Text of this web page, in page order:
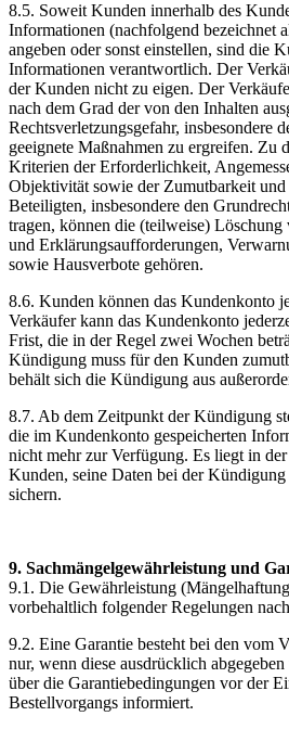
8.5. Soweit Kunden innerhalb des
Informationen (nachfolgend bezeichnet
angeben oder sonst einstellen, sind die
Informationen verantwortlich. Der
der Kunden nicht zu eigen. Der
nach dem Grad der von den Inhalten
Rechtsverletzungsgefahr, insbesondere
geeignete Maßnahmen zu ergreifen. Zu
Kriterien der Erforderlichkeit,
Objektivität sowie der Zumutbarkeit und
Beteiligten, insbesondere den
tragen, können die (teilweise)
und Erklärungsaufforderungen,
sowie Hausverbote gehören.
8.6. Kunden können das Kundenkonto
Verkäufer kann das Kundenkonto
Frist, die in der Regel zwei Wochen
Kündigung muss für den Kunden
behält sich die Kündigung aus
8.7. Ab dem Zeitpunkt der Kündigung
die im Kundenkonto gespeicherten
nicht mehr zur Verfügung. Es liegt in
Kunden, seine Daten bei der
sichern.
9. Sachmängelgewährleistung und
9.1. Die Gewährleistung
vorbehaltlich folgender Regelungen
9.2. Eine Garantie besteht bei den vom
nur, wenn diese ausdrücklich
über die Garantiebedingungen vor der
Bestellvorgangs informiert.